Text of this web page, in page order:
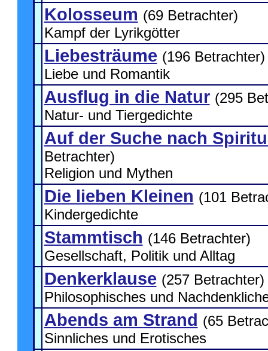
Kolosseum (69 Betrachter)
Kampf der Lyrikgötter
Liebesträume (196 Betrachter)
Liebe und Romantik
Ausflug in die Natur (295
Natur- und Tiergedichte
Auf der Suche nach
Betrachter)
Religion und Mythen
Die lieben Kleinen (101
Kindergedichte
Stammtisch (146 Betrachter)
Gesellschaft, Politik und Alltag
Denkerklause (257 Betrachter)
Philosophisches und
Abends am Strand (65
Sinnliches und Erotisches